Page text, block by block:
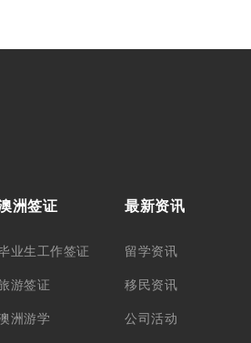
洲签证
业生工作签证
游签证
洲游学
最新资讯
留学资讯
移民资讯
公司活动